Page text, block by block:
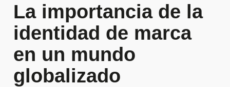
La importancia de la
identidad de marca
en un mundo
globalizado